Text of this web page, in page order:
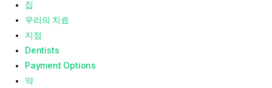
집
우리의 치료
지점
Dentists
Payment Options
약